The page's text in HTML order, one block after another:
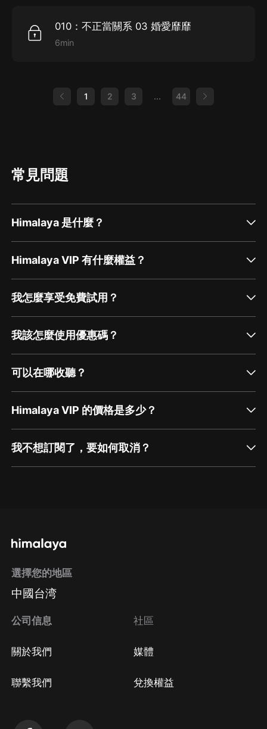
010：不正當關系 03 婚愛靡靡
6min
1 2 3 ... 44
常見問題
Himalaya 是什麼？
Himalaya VIP 有什麼權益？
我怎麼享受免費試用？
我該怎麼使用優惠碼？
可以在哪收聽？
Himalaya VIP 的價格是多少？
我不想訂閱了，要如何取消？
方法 Google Play取消訂閱方法
選擇您的地區
中國台湾
公司信息
關於我們
聯繫我們
社區
媒體
兌換權益